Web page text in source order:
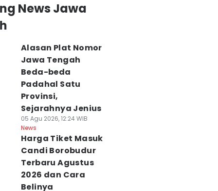
News Jawa
Alasan Plat Nomor
Jawa Tengah
Beda-beda
Padahal Satu
Provinsi,
Sejarahnya Jenius
05 Agu 2026, 12:24 WIB
News
Harga Tiket Masuk
Candi Borobudur
Terbaru Agustus
2026 dan Cara
Belinya